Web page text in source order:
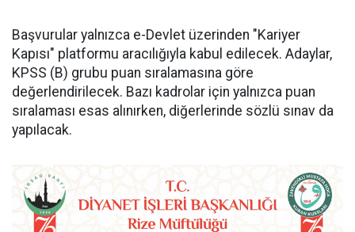
Başvurular yalnızca e-Devlet üzerinden "Kariyer
Kapısı" platformu aracılığıyla kabul edilecek. Adaylar,
KPSS (B) grubu puan sıralamasına göre
değerlendirilecek. Bazı kadrolar için yalnızca puan
sıralaması esas alınırken, diğerlerinde sözlü sınav da
yapılacak.